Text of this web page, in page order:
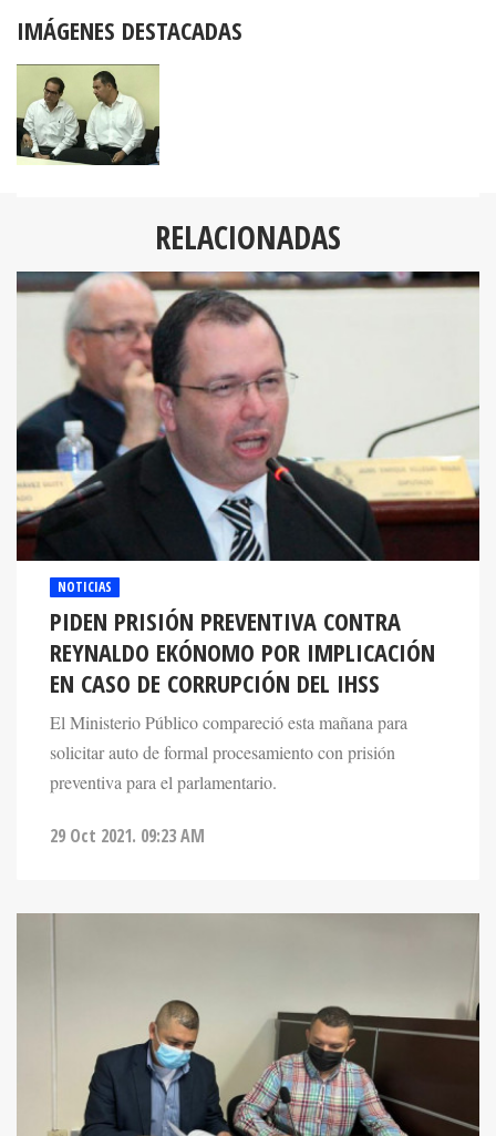
IMÁGENES DESTACADAS
RELACIONADAS
NOTICIAS
PIDEN PRISIÓN PREVENTIVA CONTRA
REYNALDO EKÓNOMO POR IMPLICACIÓN
EN CASO DE CORRUPCIÓN DEL IHSS
El Ministerio Público compareció esta mañana para
solicitar auto de formal procesamiento con prisión
preventiva para el parlamentario.
29 Oct 2021. 09:23 AM